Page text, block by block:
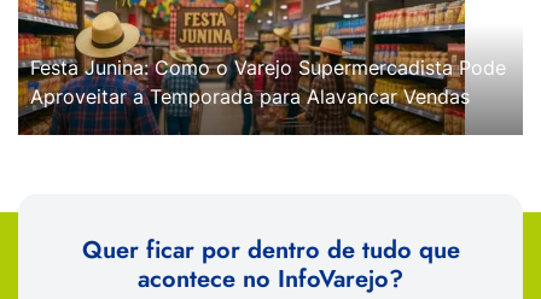
Festa Junina: Como o Varejo Supermercadista Pode
Aproveitar a Temporada para Alavancar Vendas
Quer ficar por dentro de tudo que
acontece no InfoVarejo?